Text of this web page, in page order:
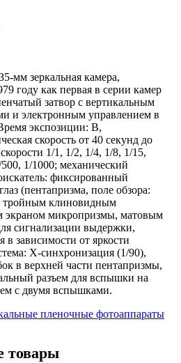
мм зеркальная камера,
году как первая в серии камер
затвор с вертикальным
и электронным управлением в
экспозиции: B,
скорость от 40 секунд до
1/1, 1/2, 1/4, 1/8, 1/15,
1/1000; механический
фиксированный
(пентапризма, поле обзора:
тройным клиновидным
экраном микропризмы, матовым
сигнализации выдержки,
в зависимости от яркости
X-синхронизация (1/90),
в верхней части пентапризмы,
разъем для вспышки на
с двумя вспышками.
пленочные фотоаппараты
товары